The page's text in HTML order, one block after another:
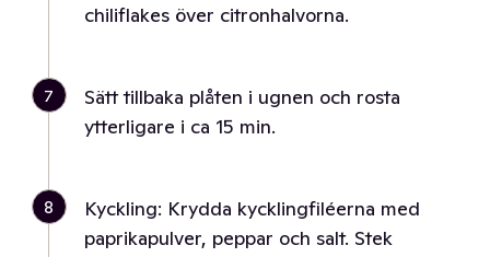
chiliflakes över citronhalvorna.
7
Sätt tillbaka plåten i ugnen och rosta
ytterligare i ca 15 min.
8
Kyckling: Krydda kycklingfiléerna med
paprikapulver, peppar och salt. Stek